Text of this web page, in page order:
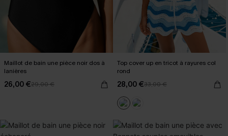
Maillot de bain une pièce noir dos à
lanières
26,00 €29,00 €
Top cover up en tricot à rayures col
rond
28,00 €33,00 €